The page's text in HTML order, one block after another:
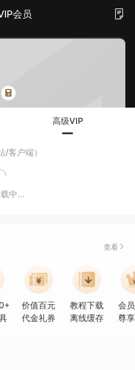
会员
高级VIP
客户端）
中...
查看
价值百元
代金礼券
教程下载
离线缓存
会
尊